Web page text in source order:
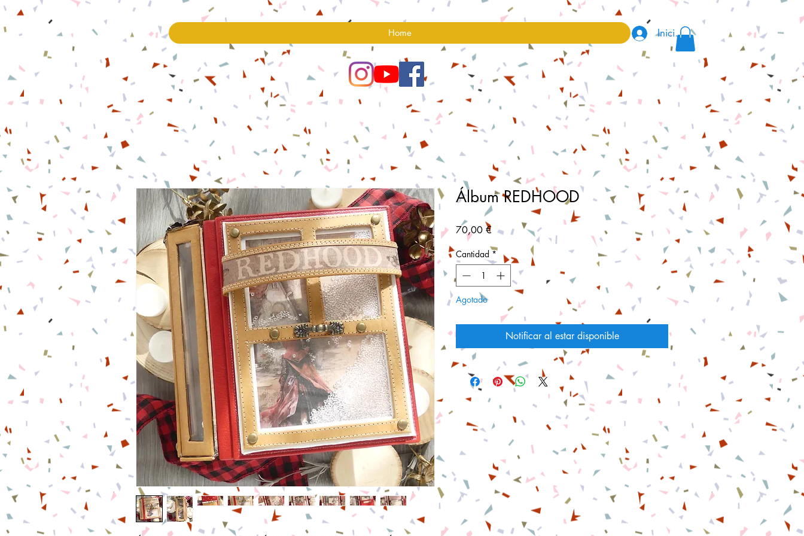
Home Iniciar sesión
Álbum REDHOOD
70,00 € Precio
Cantidad *
Agotado
Notificar al estar disponible